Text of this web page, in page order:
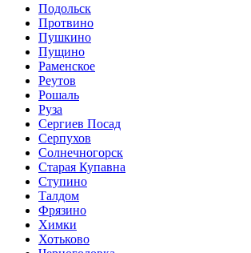
Подольск
Протвино
Пушкино
Пущино
Раменское
Реутов
Рошаль
Руза
Сергиев Посад
Серпухов
Солнечногорск
Старая Купавна
Ступино
Талдом
Фрязино
Химки
Хотьково